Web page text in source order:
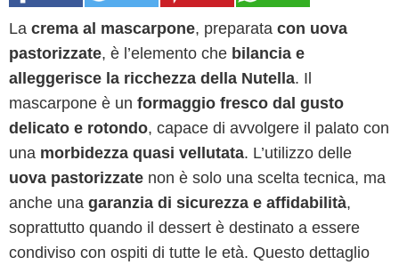
La crema al mascarpone, preparata con uova
pastorizzate, è l’elemento che bilancia e
alleggerisce la ricchezza della Nutella. Il
mascarpone è un formaggio fresco dal gusto
delicato e rotondo, capace di avvolgere il palato con
una morbidezza quasi vellutata. L’utilizzo delle
uova pastorizzate non è solo una scelta tecnica, ma
anche una garanzia di sicurezza e affidabilità,
soprattutto quando il dessert è destinato a essere
condiviso con ospiti di tutte le età. Questo dettaglio